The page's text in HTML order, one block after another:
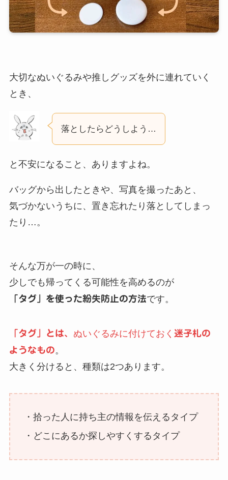
大切なぬいぐるみや推しグッズを外に連れていく
とき、
落としたらどうしよう…
と不安になること、ありますよね。
バッグから出したときや、写真を撮ったあと、
気づかないうちに、置き忘れたり落としてしまっ
たり…。
そんな万が一の時に、
少しでも帰ってくる可能性を高めるのが
「タグ」を使った紛失防止の方法です。
「タグ」とは、 ぬいぐるみに付けておく 迷子札の
ようなもの。
大きく分けると、種類は2つあります。
・拾った人に持ち主の情報を伝えるタイプ
・どこにあるか探しやすくするタイプ